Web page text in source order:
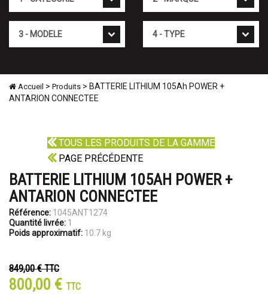
Accueil > Produits > BATTERIE LITHIUM 105Ah POWER +
ANTARION CONNECTEE
TOUS LES PRODUITS DE LA GAMME
PAGE PRÉCÉDENTE
BATTERIE LITHIUM 105AH POWER +
ANTARION CONNECTEE
Référence: 1045ANT1274
Quantité livrée: 1
Poids approximatif: 10.7 kg
849,00 €TTC
800,00 € TTC